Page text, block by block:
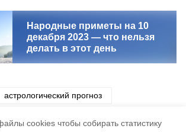
cookies чтобы собирать статистику
Народные приметы на 10
декабря 2023 — что нельзя
делать в этот день
астрологический прогноз
знаки зодиака